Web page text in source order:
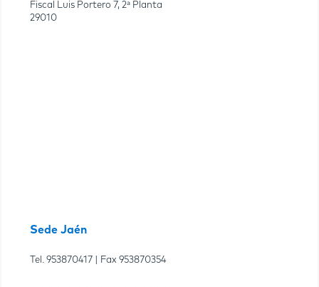
Fiscal Luis Portero 7, 2ª Planta
29010
Sede Jaén
Tel. 953870417 | Fax 953870354